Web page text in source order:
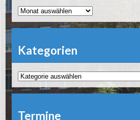
Archiv
Kategorien
Kategorien
Termine